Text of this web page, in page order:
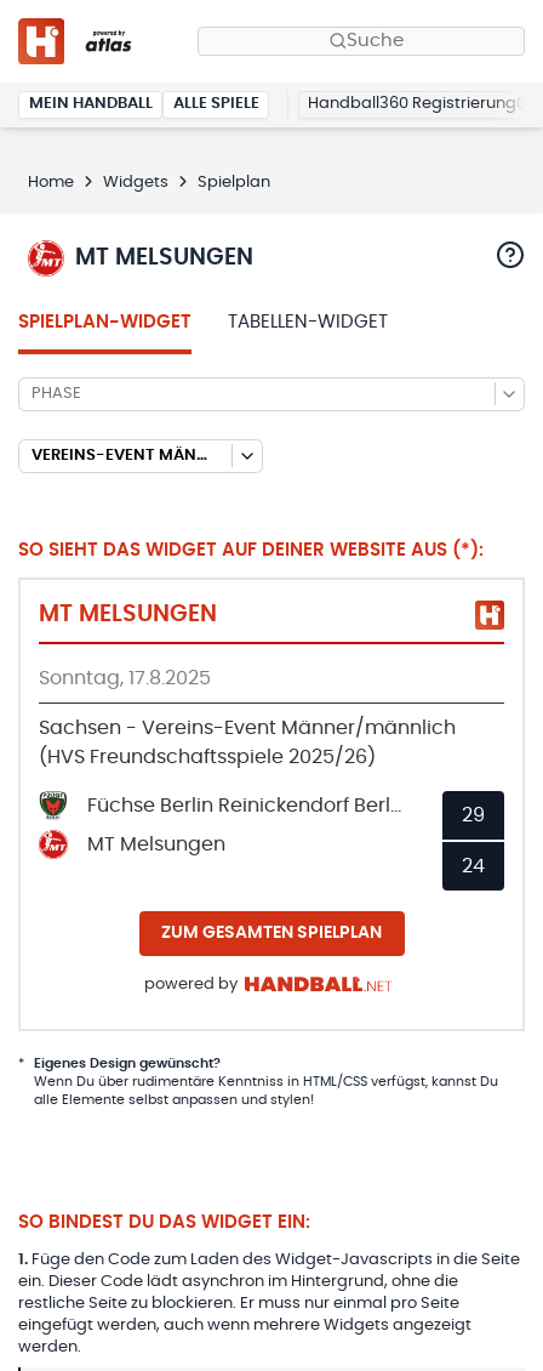
Suche
MEIN HANDBALL ALLE SPIELE Handball360 Registrierung
Home Widgets Spielplan
MT MELSUNGEN
SPIELPLAN-WIDGET TABELLEN-WIDGET
PHASE
VEREINS-EVENT MÄNNER/MÄNNLICH (FREUNDSCHAFT 2025/2026)
SO SIEHT DAS WIDGET AUF DEINER WEBSITE AUS (*):
MT MELSUNGEN
Sonntag, 17.8.2025
Sachsen - Vereins-Event Männer/männlich
(HVS Freundschaftsspiele 2025/26)
MT Melsungen
29
24
ZUM GESAMTEN SPIELPLAN
powered by
*
Eigenes Design gewünscht?
Wenn Du über rudimentäre Kenntniss in HTML/CSS verfügst, kannst Du
alle Elemente selbst anpassen und stylen!
SO BINDEST DU DAS WIDGET EIN:
1 . Füge den Code zum Laden des Widget-Javascripts in die Seite
ein. Dieser Code lädt asynchron im Hintergrund, ohne die
restliche Seite zu blockieren. Er muss nur einmal pro Seite
eingefügt werden, auch wenn mehrere Widgets angezeigt
werden.